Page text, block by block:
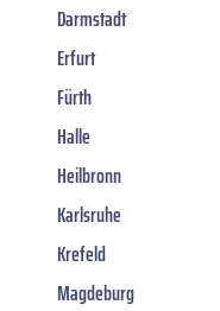
Darmstadt
Erfurt
Fürth
Halle
Heilbronn
Karlsruhe
Krefeld
Magdeburg